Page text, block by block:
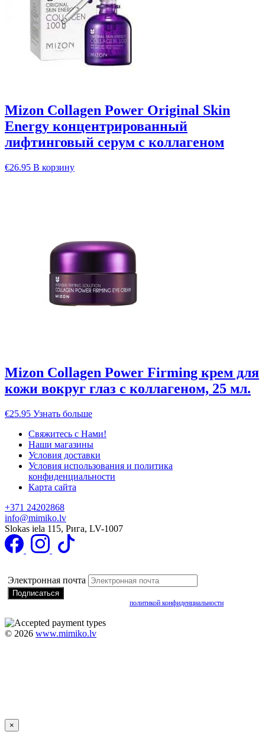
Mizon Collagen Power Original Skin
Energy концентрированный
лифтинговый серум с коллагеном
€26.95 В корзину
Mizon Collagen Power Firming крем для
кожи вокруг глаз с коллагеном, 25 мл.
€25.95 Узнать больше
Свяжитесь с Нами!
Наши магазины
Условия доставки
Условия использования и политика
конфиденциальности
Карта сайта
+371 24202868
info@mimiko.lv
Slokas iela 115, Рига, LV-1007
Электронная почта
политикой конфиденциальности
© 2026 www.mimiko.lv
×